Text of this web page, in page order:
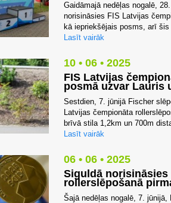
Gaidāmajā nedēļas nogalē,
norisināsies FIS Latvijas
kā iepriekšējais posms, arī
Lasīt vairāk
10 • 06 • 2025
FIS Latvijas
posmā uzvar Lauris
Sestdien, 7. jūnijā Fischer
Latvijas čempionāta
brīvā stila 1,2km un 700m
Lasīt vairāk
06 • 06 • 2025
Siguldā norisināsies
rollerslēpošanā
Šajā nedēļas nogalē, 7.